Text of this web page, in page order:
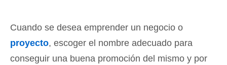
Cuando se desea emprender un negocio o
proyecto, escoger el nombre adecuado para
conseguir una buena promoción del mismo y por